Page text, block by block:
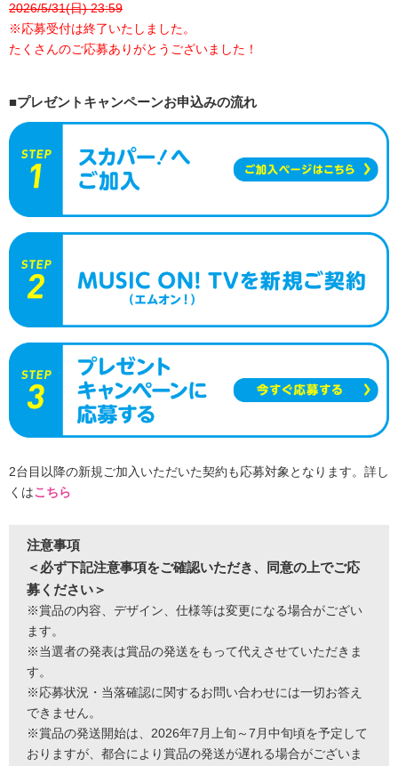
2026/5/31(日) 23:59
※応募受付は終了いたしました。
たくさんのご応募ありがとうございました！
■プレゼントキャンペーンお申込みの流れ
2台目以降の新規ご加入いただいた契約も応募対象となります。詳し
くはこちら
注意事項
＜必ず下記注意事項をご確認いただき、同意の上でご応
募ください＞
※賞品の内容、デザイン、仕様等は変更になる場合がござい
ます。
※当選者の発表は賞品の発送をもって代えさせていただきま
す。
※応募状況・当落確認に関するお問い合わせには一切お答え
できません。
※賞品の発送開始は、2026年7月上旬～7月中旬頃を予定して
おりますが、都合により賞品の発送が遅れる場合がございま